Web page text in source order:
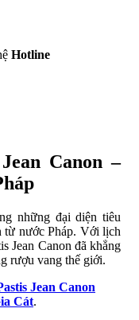
Hotline
Canon –
những đại diện tiêu
từ nước Pháp. Với lịch
Jean Canon đã khẳng
rượu vang thế giới.
Jean Canon
Cát.